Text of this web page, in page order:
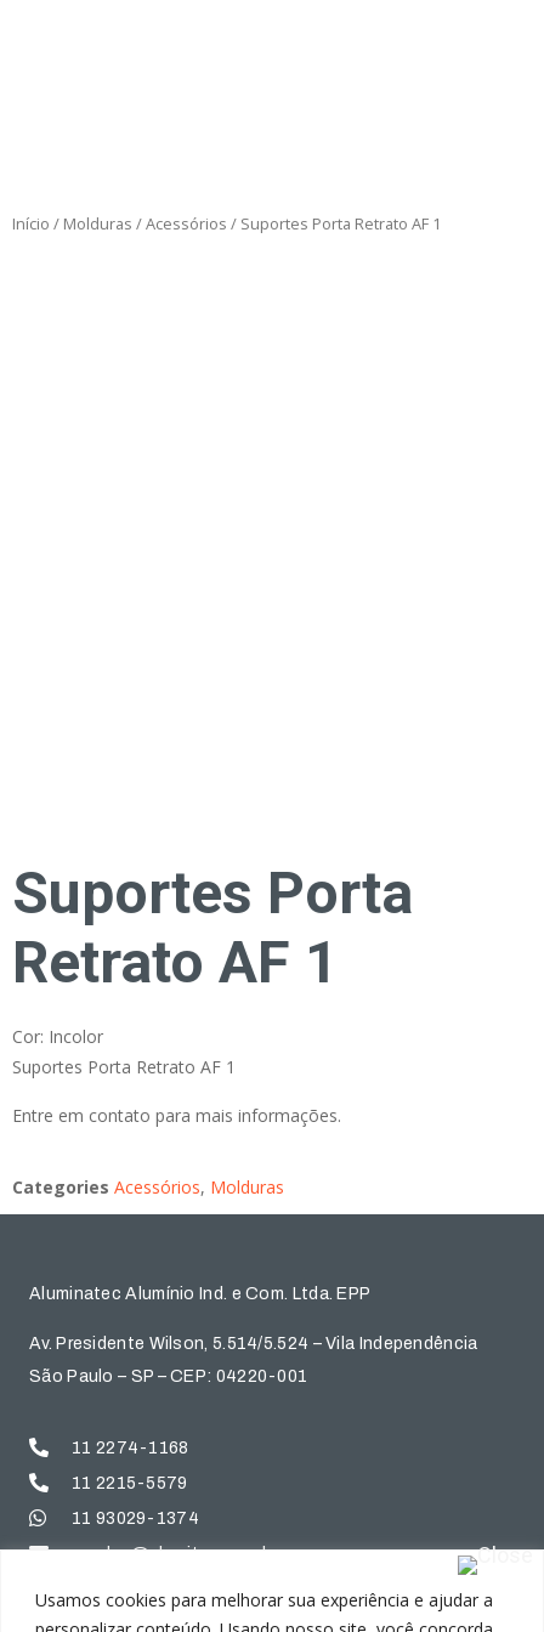
Usamos cookies para melhorar sua experiência e ajudar a
Início / Molduras /Acessórios / Suportes Porta Retrato AF 1
Suportes Porta
Retrato AF 1
Cor: Incolor
Suportes Porta Retrato AF 1
Entre em contato para mais informações.
Categories Acessórios, Molduras
Aluminatec Alumínio Ind. e Com. Ltda. EPP
Av. Presidente Wilson, 5.514/5.524 – Vila Independência
São Paulo – SP – CEP: 04220-001
11 2274-1168
11 2215-5579
11 93029-1374
vendas@alumitec.com.br